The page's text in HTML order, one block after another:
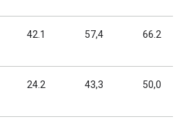
42.1 57,4 66.2
24.2 43,3 50,0